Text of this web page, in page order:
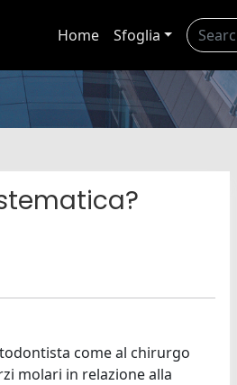
Home Sfoglia
come al chirurgo
molari in relazione alla